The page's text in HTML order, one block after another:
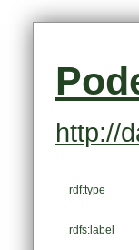
http://
rdf:type
rdfs:label